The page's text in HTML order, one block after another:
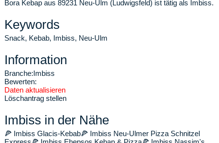
Bora Kebap aus 89231 Neu-Ulm (Ludwigsfeld) ist tätig als Imbiss.
Keywords
Snack, Kebab, Imbiss, Neu-Ulm
Information
Branche:Imbiss
Bewerten:
Daten aktualisieren
Löschantrag stellen
Imbiss in der Nähe
🍕 Imbiss Glacis-Kebab🍕 Imbiss Neu-Ulmer Pizza Schnitzel